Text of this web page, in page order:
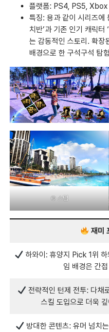
플랫폼: PS4, PS5,
특징: 용과 같이 시리즈에
치반’과 기존 인기 캐릭터
는 감동적인 스토리. 확장
배경으로 한 구석구석 탐
©스팀
재미
하와이: 휴양지 Pick 1위 하
임 배경은 간
전략적인 턴제 전투: 다채
스킬 도입으로 더욱
방대한 콘텐츠: 유머 넘치